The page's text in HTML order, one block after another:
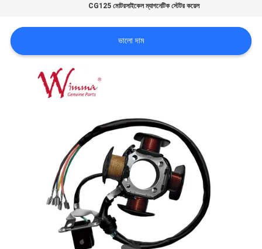
সাইটম্যাপ
গোপনীয়তা
CG125 মোটরসাইকেল ম্যাগনেটিক স্টেটর কয়েল
ভালো দাম